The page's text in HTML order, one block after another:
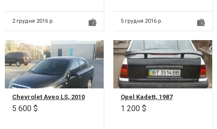
2 грудня 2016 р. 5 грудня 2016 р.
Chevrolet Aveo LS, 2010
5 600 $
Opel Kadett, 1987
1 200 $